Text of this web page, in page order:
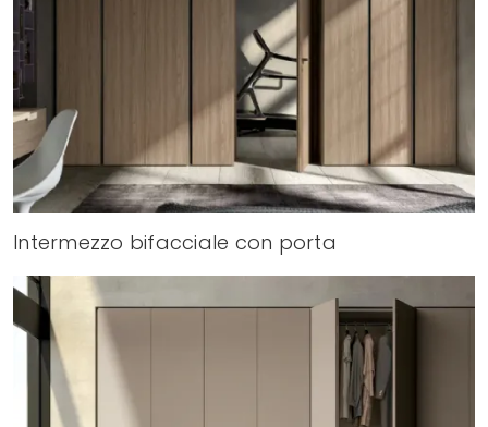
Intermezzo bifacciale con porta